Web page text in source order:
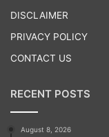
DISCLAIMER
PRIVACY POLICY
CONTACT US
RECENT POSTS
August 8, 2026